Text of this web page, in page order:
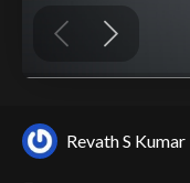
Revath S Kumar